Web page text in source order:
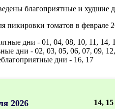
благоприятные и худшие
пикировки томатов в феврале
дни - 01, 04, 08, 10, 11, 14,
дни - 02, 03, 05, 06, 07, 09,
дни - 16, 17
2026 14, 15